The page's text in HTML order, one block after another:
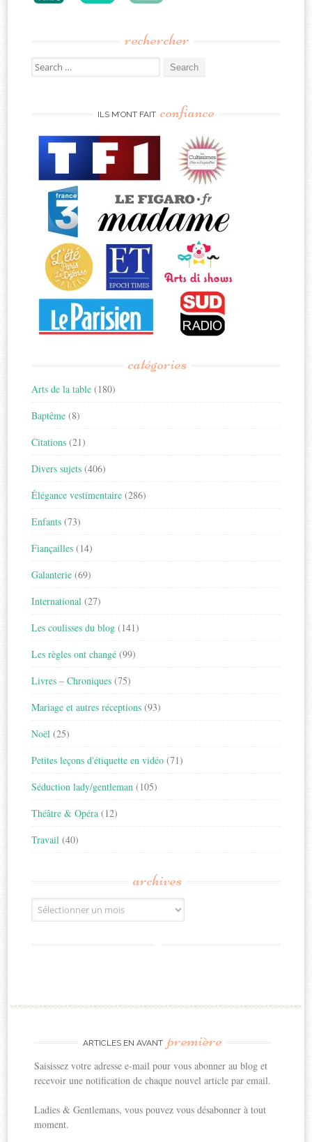
rechercher
Search
for:
ILS M’ONT FAIT confiance
catégories
Arts de la table (180)
Baptême (8)
Citations (21)
Divers sujets (406)
Élégance vestimentaire (286)
Enfants (73)
Fiançailles (14)
Galanterie (69)
International (27)
Les coulisses du blog (141)
Les règles ont changé (99)
Livres – Chroniques (75)
Mariage et autres réceptions (93)
Noël (25)
Petites leçons d'étiquette en vidéo (71)
Séduction lady/gentleman (105)
Théâtre & Opéra (12)
Travail (40)
archives
Archives
ARTICLES EN AVANT première
Saisissez votre adresse e-mail pour vous abonner au blog et
recevoir une notification de chaque nouvel article par email.
Ladies & Gentlemans, vous pouvez vous désabonner à tout
moment.